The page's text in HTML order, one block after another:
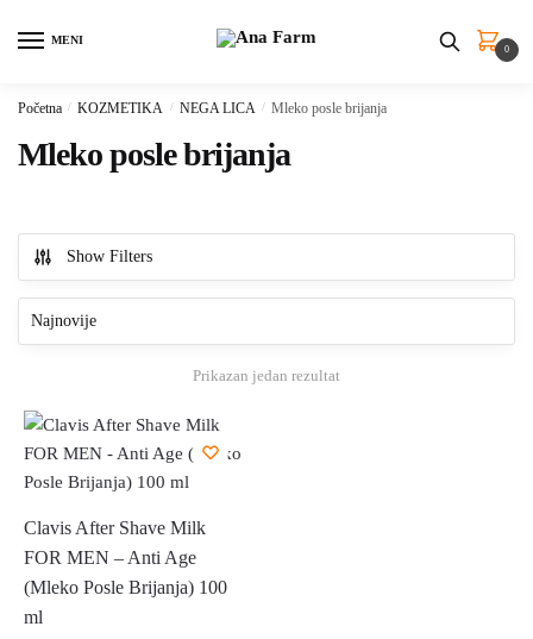
MENI
0
Početna / KOZMETIKA / NEGA LICA / Mleko posle brijanja
Mleko posle brijanja
Show Filters
Prikazan jedan rezultat
Clavis After Shave Milk
FOR MEN – Anti Age
(Mleko Posle Brijanja) 100
ml